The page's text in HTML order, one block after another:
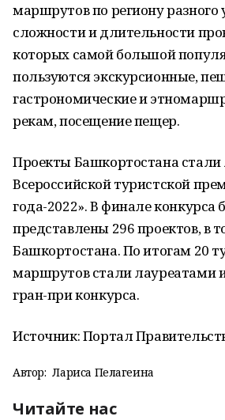
маршрутов по региону разного
сложности и длительности
которых самой большой
пользуются экскурсионные,
гастрономические и
рекам, посещение пещер.
Проекты Башкортостана
Всероссийской туристской
года-2022». В финале конкурса
представлены 296 проектов, в
Башкортостана. По итогам 20
маршрутов стали лауреатами
гран-при конкурса.
Источник: Портал
Автор: Лариса Пелагеина
Читайте нас